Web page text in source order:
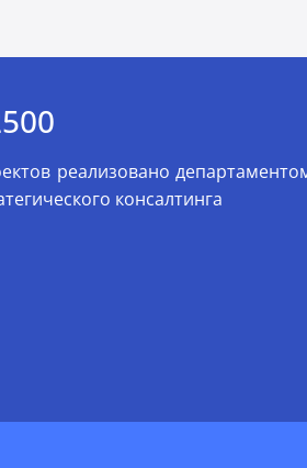
реализовано
консалтинга